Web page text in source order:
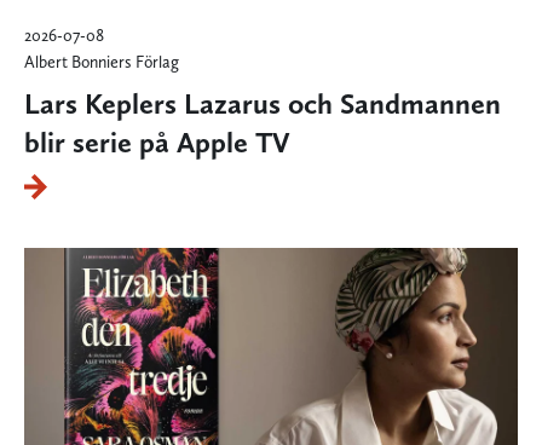
2026-07-08
Albert Bonniers Förlag
Lars Keplers Lazarus och Sandmannen
blir serie på Apple TV